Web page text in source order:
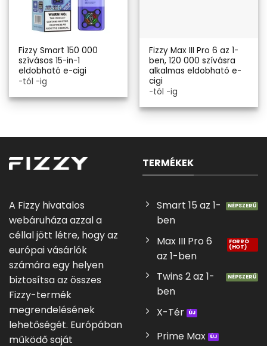
Fizzy Smart 150 000
szívásos 15-in-1
eldobható e-cigi
-tól -ig
Fizzy Max III Pro 6 az 1-
ben, 120 000 szívásra
alkalmas eldobható e-
cigi
-tól -ig
A Fizzy hivatalos
webáruháza azzal a
céllal jött létre, hogy az
európai vásárlók
számára egy helyen
biztosítsa az összes
Fizzy-termék
megrendelésének
lehetőségét. Európában
működő saját
TERMÉKEK
Smart 15 az 1-
ben
Max III Pro 6
az 1-ben
Twins 2 az 1-
ben
X-Tér
Prime Max